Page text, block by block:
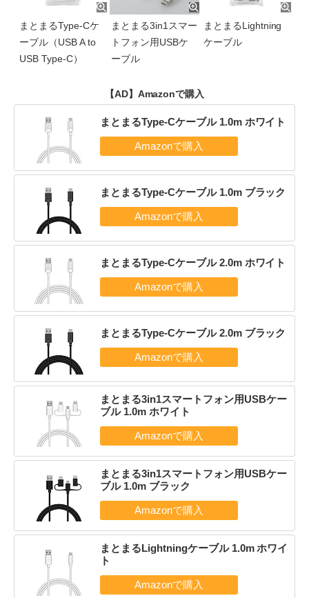
まとまるType-Cケ
ーブル（USB A to
USB Type-C）
まとまる3in1スマー
トフォン用USBケ
ーブル
まとまるLightning
ケーブル
【AD】Amazonで購入
まとまるType-Cケーブル 1.0m ホワイト
まとまるType-Cケーブル 1.0m ブラック
まとまるType-Cケーブル 2.0m ホワイト
まとまるType-Cケーブル 2.0m ブラック
まとまる3in1スマートフォン用USBケー
ブル 1.0m ホワイト
まとまる3in1スマートフォン用USBケー
ブル 1.0m ブラック
まとまるLightningケーブル 1.0m ホワイ
ト